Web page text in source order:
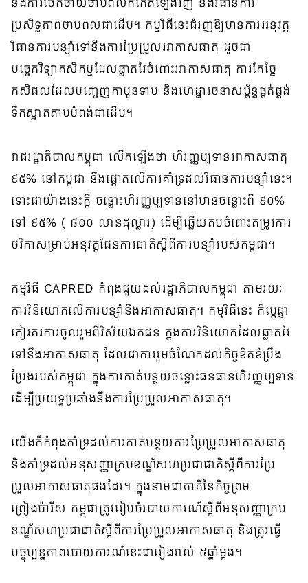
ប្រសិទ្ធភាពថាមពលជាដើម។ កម្មវិធីនេះជំរុញឱ្យមានការអនុវត្ត
វិធានការបន្ស៊ាំទៅនឹងការប្រែប្រួលអាកាសធាតុ ដូចជា
បច្ចេកវិទ្យាកសិកម្មដែលឆ្លាតវៃចំពោះអាកាសធាតុ ការកែច្នៃ
កសិផលដែលបញ្ចេញកាបូនទាប និងហេដ្ឋារចនាសម្ព័ន្ធផ្គត់ផ្គង់
ទឹកស្អាតតាមបំពង់ជាដើម។
រាជរដ្ឋាភិបាលកម្ពុជា លើកឡើងថា ហិរញ្ញប្បទានអាកាសធាតុ
៩៥% នៅកម្ពុជា នឹងផ្ដោតលើការគាំទ្រដល់វិធានការបន្ស៊ាំនេះ។
ទោះជាយ៉ាងនេះក្ដី ចន្លោះហិរញ្ញប្បទាននៅមានចន្លោះពី ៩០%
ទៅ ៩៥% ( ៨០០ លានដុល្លារ) ដើម្បីឆ្លើយតបចំពោះតម្រូវការ
ថវិកាសម្រាប់អនុវត្តផែនការជាតិស្តីពីការបន្សាំរបស់កម្ពុជា។
កម្មវិធី CAPRED កំពុងជួយដល់រដ្ឋាភិបាលកម្ពុជា តាមរយៈ
ការវិនិយោគលើការបន្ស៊ាំនឹងអាកាសធាតុ។ កម្មវិធីនេះ ក៏ប្ដេជ្ញា
កៀរគរការចូលរួមពីវិស័យឯកជន ក្នុងការវិនិយោគដែលឆ្លាតវៃ
ទៅនឹងអាកាសធាតុ ដែលជាការរួមចំណែកដល់កិច្ចខិតខំប្រឹង
ប្រែងរបស់កម្ពុជា ក្នុងការកាត់បន្ថយចន្លោះធនធានហិរញ្ញប្បទាន
ដើម្បីប្រយុទ្ធប្រឆាំងនឹងការប្រែប្រួលអាកាសធាតុ។
យើងក៏កំពុងគាំទ្រដល់ការកាត់បន្ថយការប្រែប្រួលអាកាសធាតុ
និងគាំទ្រដល់អនុសញ្ញាក្របខណ្ឌ័សហប្រជាជាតិស្តីពីការប្រែ
ប្រួលអាកាសធាតុផងដែរ។ ក្នុងនាមជាភាគីនៃកិច្ចព្រម
ព្រៀងប៉ារីស កម្ពុជាត្រូវរៀបចំរបាយការណ៍ស្ដីពីអនុសញ្ញាក្រប
ខណ្ឌ័សហប្រជាជាតិស្តីពីការប្រែប្រួលអាកាសធាតុ និងត្រូវធ្វើ
បច្ចុប្បន្នភាពរបាយការណ៍នេះជារៀងរាល់ ៥ឆ្នាំម្តង។